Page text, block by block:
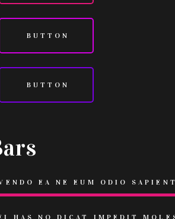
BUTTON
BUTTON
EA NE EUM ODIO
HAS NO DICAT IMPEDIT